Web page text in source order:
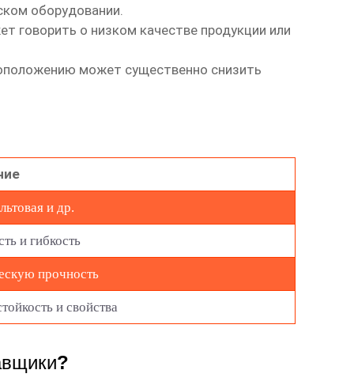
оборудовании.
говорить о низком качестве продукции или
может существенно снизить
и др.
и гибкость
прочность
и свойства
?